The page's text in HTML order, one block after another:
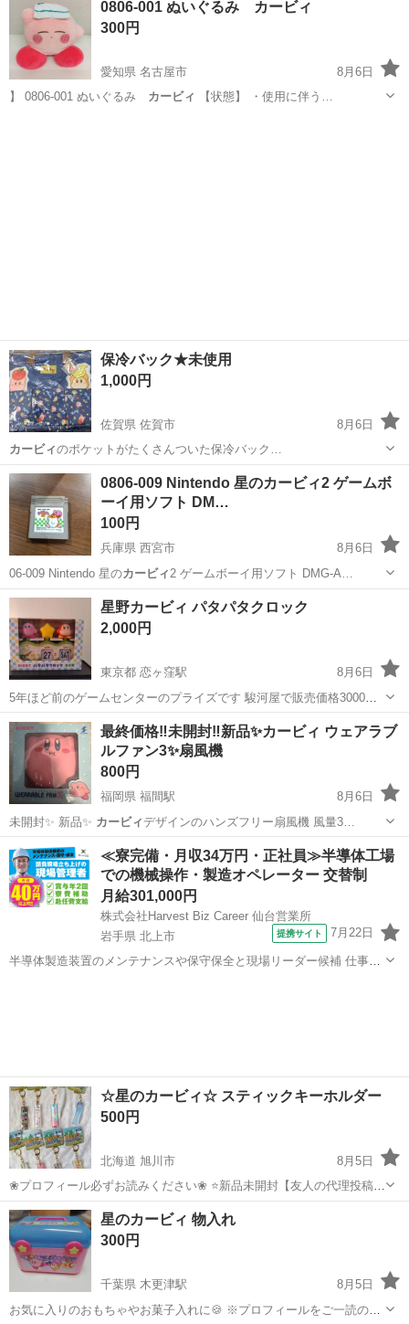
0806-001 ぬいぐるみ カービィ
300円
愛知県 名古屋市
8月6日
】 0806-001 ぬいぐるみ カービィ 【状態】 ・使用に伴う…
保冷バック★未使用
1,000円
佐賀県 佐賀市
8月6日
カービィのポケットがたくさんついた保冷バック…
佐賀 佐賀市
0806-009 Nintendo 星のカービィ2 ゲームボ
ーイ用ソフト DM…
100円
兵庫県 西宮市
8月6日
06-009 Nintendo 星のカービィ 2 ゲームボーイ用ソフト DMG-A…
兵庫 西宮市 ポータブルゲーム JPN
星野カービィ パタパタクロック
2,000円
東京都 恋ヶ窪駅
8月6日
5年ほど前のゲームセンターのプライズです 駿河屋で販売価格3000
円、引き取り価格1500円程度のようです。 恋ヶ窪駅、国分寺駅などで
の受け渡しを希望します ご質問・交渉など受け付けます よろしければ
他の出品物も見てください
東京 国分寺市 恋ヶ窪駅 おもちゃ カービィ
最終価格‼️未開封‼️新品✨️カービィ ウェアラブ
ルファン3✨️扇風機
800円
福岡県 福間駅
8月6日
未開封✨️ 新品✨️ カービィ デザインのハンズフリー扇風機 風量3…
福岡 福津市 福間駅 季節、空調家電 カービィ
≪寮完備・月収34万円・正社員≫半導体工場
での機械操作・製造オペレーター 交替制
月給301,000円
株式会社Harvest Biz Career 仙台営業所
岩手県 北上市
提携サイト 7月22日
半導体製造装置のメンテナンスや保守保全と現場リーダー候補 仕事内
☆星のカービィ☆ スティックキーホルダー
500円
北海道 旭川市
8月5日
❀プロフィール必ずお読みください❀ ⭐️新品未開封【友人の代理投稿】
1つ¥500 お問い合わせの際欲しいデザイン&数教えて下さい😊 写真だ
と見づらいかもしれないので実物を見てから決めて頂いても⭕️ ✿何も
言われない際...
北海道 旭川市 星のカービィ
星のカービィ 物入れ
300円
千葉県 木更津駅
8月5日
お気に入りのおもちゃやお菓子入れに🍪 ※プロフィールをご一読のう